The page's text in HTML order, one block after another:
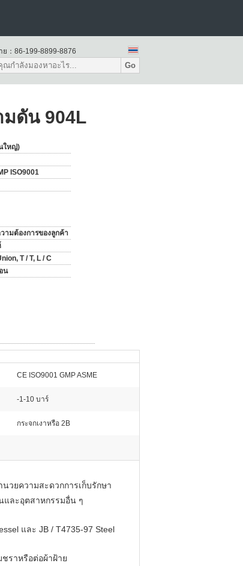
： 86-199-8899-8876
Go
มดัน 904L
ใหญ่)
ISO9001
ามต้องการของลูกค้า
T / T, L / C
น
CE ISO9001 GMP ASME
-1-10 บาร์
กระจกเงาหรือ 2B
วยความสะดวกการเก็บรักษา
และอุตสาหกรรมอื่น ๆ
และ JB / T4735-97 Steel
ราหรือต่อผ้าฝ้าย